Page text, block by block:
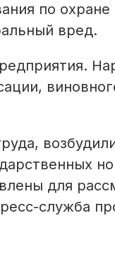
по охране
вред.
для
служба